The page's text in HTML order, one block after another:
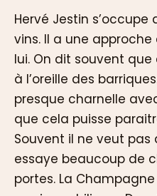
Hervé Jestin s’occupe
vins. Il a une approche
lui. On dit souvent que
à l’oreille des
presque charnelle
que cela puisse
Souvent il ne veut pas
essaye beaucoup de
portes. La